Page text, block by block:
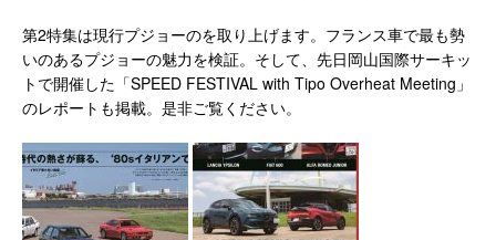
第2特集は現行プジョーのを取り上げます。フランス車で最も勢
いのあるプジョーの魅力を検証。そして、先日岡山国際サーキッ
トで開催した「SPEED FESTIVAL with Tipo Overheat Meeting」
のレポートも掲載。是非ご覧ください。